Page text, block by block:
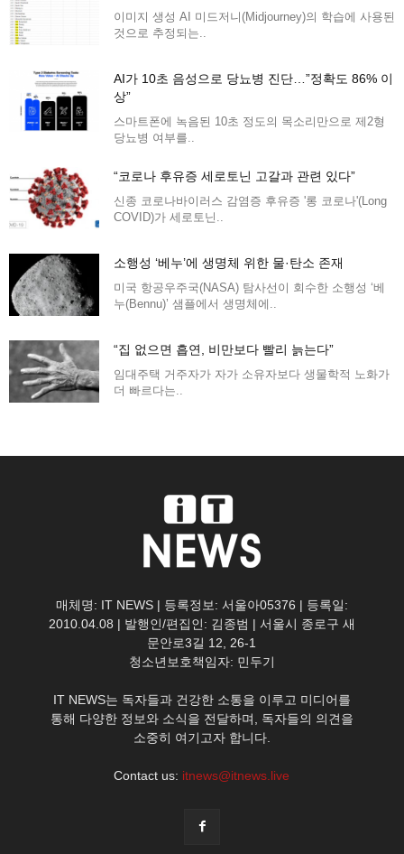
이미지 생성 AI 미드저니(Midjourney)의 학습에 사용된
것으로 추정되는..
AI가 10초 음성으로 당뇨병 진단…”정확도 86% 이
상”
스마트폰에 녹음된 10초 정도의 목소리만으로 제2형
당뇨병 여부를..
“코로나 후유증 세로토닌 고갈과 관련 있다”
신종 코로나바이러스 감염증 후유증 '롱 코로나'(Long
COVID)가 세로토닌..
소행성 ‘베누’에 생명체 위한 물·탄소 존재
미국 항공우주국(NASA) 탐사선이 회수한 소행성 ‘베
누(Bennu)’ 샘플에서 생명체에..
“집 없으면 흡연, 비만보다 빨리 늙는다”
임대주택 거주자가 자가 소유자보다 생물학적 노화가
더 빠르다는..
매체명: IT NEWS | 등록정보: 서울아05376 | 등록일:
2010.04.08 | 발행인/편집인: 김종범 | 서울시 종로구 새
문안로3길 12, 26-1
청소년보호책임자: 민두기
IT NEWS는 독자들과 건강한 소통을 이루고 미디어를
통해 다양한 정보와 소식을 전달하며, 독자들의 의견을
소중히 여기고자 합니다.
Contact us: itnews@itnews.live